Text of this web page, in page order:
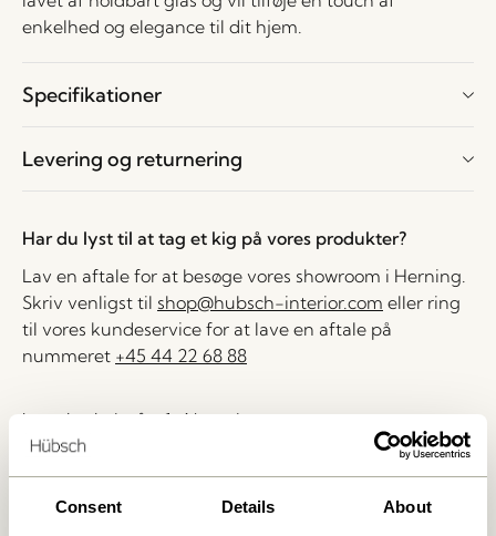
Consent Details About
enkelhed og elegance til dit hjem.
Specifikationer
Levering og returnering
Har du lyst til at tag et kig på vores produkter?
Lav en aftale for at besøge vores showroom i Herning.
Skriv venligst til shop@hubsch-interior.com eller ring
til vores kundeservice for at lave en aftale på
nummeret +45 44 22 68 88
Levering indenfor 1-4 hverdage
30 dages returret
Fri fragt over499 DKK*